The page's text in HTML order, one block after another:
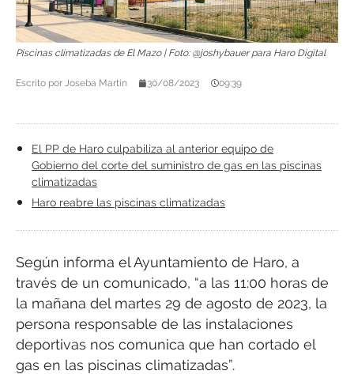
Piscinas climatizadas de El Mazo | Foto: @joshybauer para Haro Digital
Escrito por Joseba Martín 30/08/2023 09:39
El PP de Haro culpabiliza al anterior equipo de
Gobierno del corte del suministro de gas en las piscinas
climatizadas
Haro reabre las piscinas climatizadas
Según informa el Ayuntamiento de Haro, a
través de un comunicado, “a las 11:00 horas de
la mañana del martes 29 de agosto de 2023, la
persona responsable de las instalaciones
deportivas nos comunica que han cortado el
gas en las piscinas climatizadas”.